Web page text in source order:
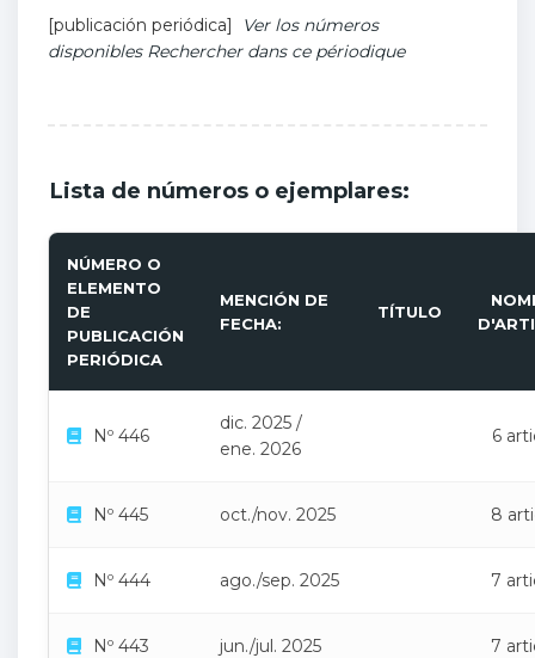
[publicación periódica]
Ver los números
disponibles Rechercher dans ce périodique
Lista de números o ejemplares:
NÚMERO O
ELEMENTO
DE
PUBLICACIÓN
PERIÓDICA
MENCIÓN DE
FECHA:
TÍTULO
Nº 446
dic. 2025 /
ene. 2026
6
Nº 445 oct./nov. 2025 8
Nº 444 ago./sep. 2025 7
Nº 443 jun./jul. 2025 7